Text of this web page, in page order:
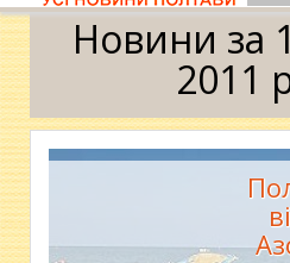
Новини за
2011